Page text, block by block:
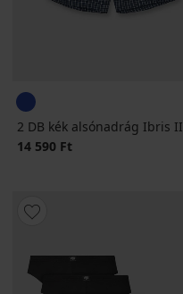
2 DB kék alsónadrág Ibris II
14 590 Ft